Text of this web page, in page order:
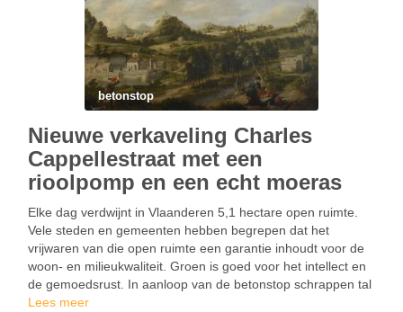
betonstop
Nieuwe verkaveling Charles
Cappellestraat met een
rioolpomp en een echt moeras
Elke dag verdwijnt in Vlaanderen 5,1 hectare open ruimte.
Vele steden en gemeenten hebben begrepen dat het
vrijwaren van die open ruimte een garantie inhoudt voor de
woon- en milieukwaliteit. Groen is goed voor het intellect en
de gemoedsrust. In aanloop van de betonstop schrappen tal
van besturen daarom ‘versteningsprojecten’. …
Lees meer